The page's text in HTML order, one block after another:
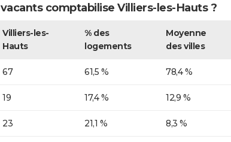
comptabilise Villiers-les-Hauts ?
Villiers-les-
Hauts
% des
logements
Moyenne
des villes
67 61,5 % 78,4 %
19 17,4 % 12,9 %
23 21,1 % 8,3 %